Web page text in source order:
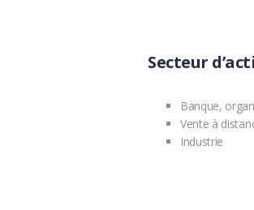
Secteur
Banque,
Vente à
Industrie